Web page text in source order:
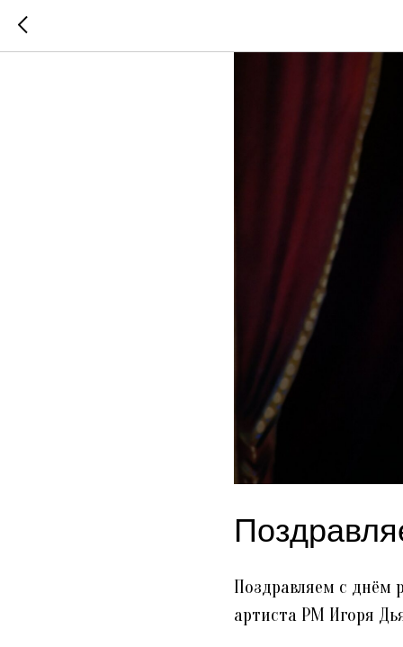
Поздравляем с днём
артиста РМ Игоря